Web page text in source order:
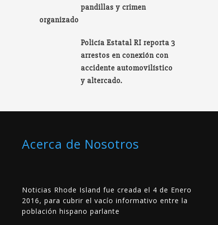
pandillas y crimen
organizado
Policía Estatal RI reporta 3
arrestos en conexión con
accidente automovilístico
y altercado.
Acerca de Nosotros
Noticias Rhode Island fue creada el 4 de Enero
2016, para cubrir el vacío informativo entre la
población hispano parlante